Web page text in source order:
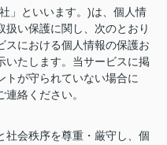
」といいます。)は、個人情
い保護に関し、次のとおり
スにおける個人情報の保護お
いたします。当サービスに掲
トが守られていない場合に
絡ください。
社会秩序を尊重・厳守し、個